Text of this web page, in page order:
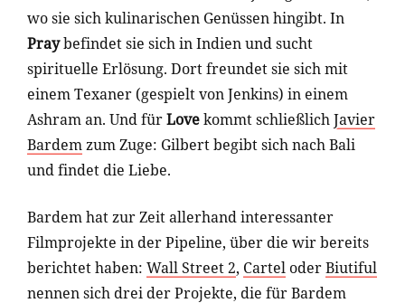
wo sie sich kulinarischen Genüssen hingibt. In
Praybefindet sie sich in Indien und sucht
spirituelle Erlösung. Dort freundet sie sich mit
einem Texaner (gespielt von Jenkins) in einem
Ashram an. Und fürLovekommt schließlichJavier
Bardemzum Zuge: Gilbert begibt sich nach Bali
und findet die Liebe.
Bardem hat zur Zeit allerhand interessanter
Filmprojekte in der Pipeline, über die wir bereits
berichtet haben: Wall Street 2, Cartel oderBiutiful
nennen sich drei der Projekte, die für Bardem